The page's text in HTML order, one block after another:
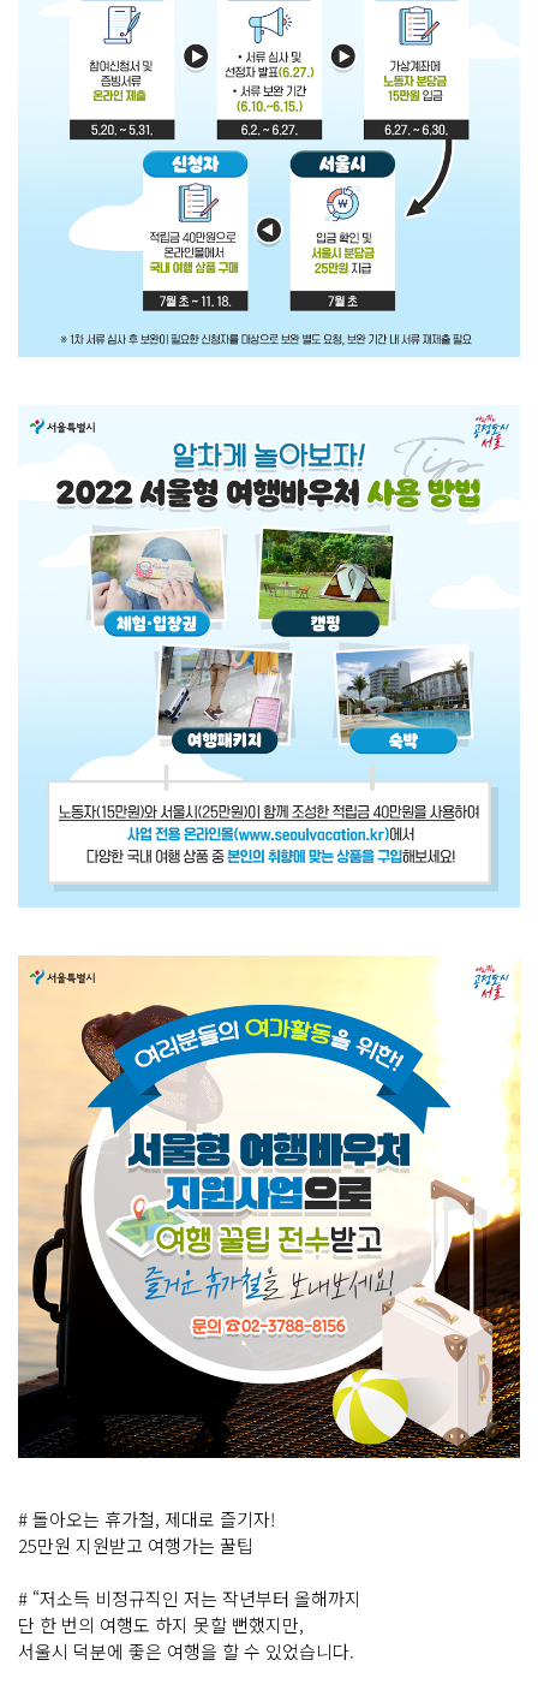
# 돌아오는 휴가철, 제대로 즐기자!
25만원 지원받고 여행가는 꿀팁
# “저소득 비정규직인 저는 작년부터 올해까지
단 한 번의 여행도 하지 못할 뻔했지만,
서울시 덕분에 좋은 여행을 할 수 있었습니다.